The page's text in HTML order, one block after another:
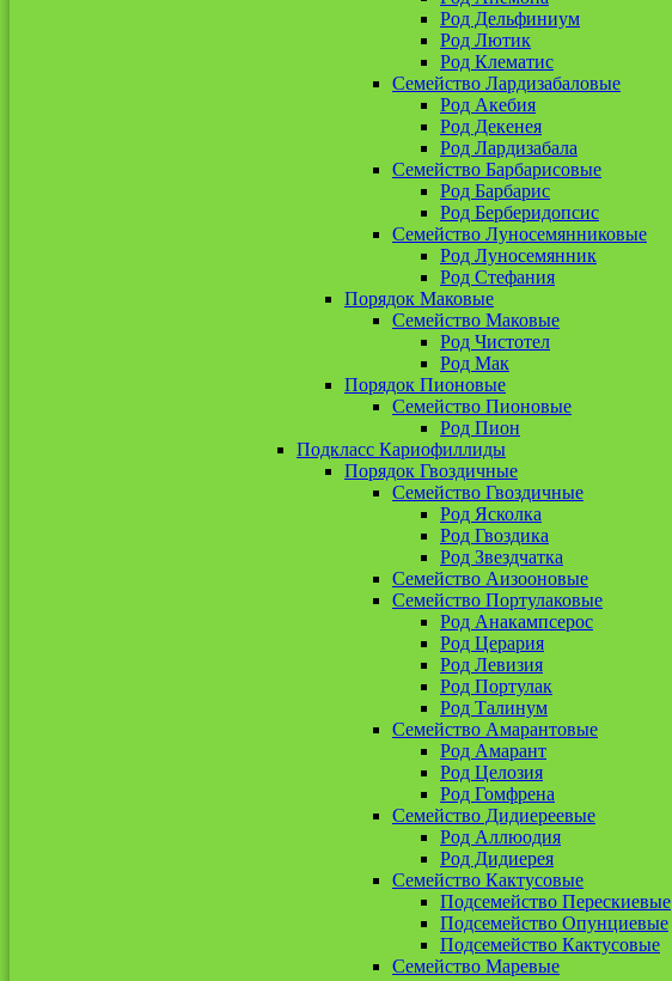
Род Дельфиниум
Род Лютик
Род Клематис
Семейство Лардизабаловые
Род Акебия
Род Декенея
Род Лардизабала
Семейство Барбарисовые
Род Барбарис
Род Берберидопсис
Семейство Луносемянниковые
Род Луносемянник
Род Стефания
Порядок Маковые
Семейство Маковые
Род Чистотел
Род Мак
Порядок Пионовые
Семейство Пионовые
Род Пион
Подкласс Кариофиллиды
Порядок Гвоздичные
Семейство Гвоздичные
Род Ясколка
Род Гвоздика
Род Звездчатка
Семейство Аизооновые
Семейство Портулаковые
Род Анакампсерос
Род Церария
Род Левизия
Род Портулак
Род Талинум
Семейство Амарантовые
Род Амарант
Род Целозия
Род Гомфрена
Семейство Дидиереевые
Род Аллюодия
Род Дидиерея
Семейство Кактусовые
Подсемейство Перескиевые
Подсемейство Опунциевые
Подсемейство Кактусовые
Семейство Маревые